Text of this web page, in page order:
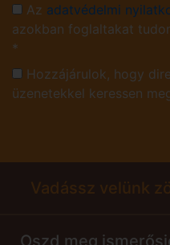
Az adatvédelmi
azokban foglaltakat
*
Hozzájárulok, hogy
üzenetekkel keressen
Vadássz velünk
Oszd meg